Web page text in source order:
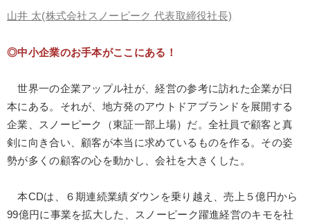
IT・サービス・金融業 コンサルタント 専門家
投資 DX モチベーション 歴史に学ぶ
ランチェスター戦略 異発想
※「更新」を押すと「テーマ」「キーワード」を更新いただけます。
ondemand_video 経営音声・動画を探す refresh 更新する
山井 太(株式会社スノーピーク 代表取締役社長)
◎中小企業のお手本がここにある！
世界一の企業アップル社が、経営の参考に訪れた企業が日
本にある。それが、地方発のアウトドアブランドを展開する
企業、スノーピーク（東証一部上場）だ。全社員で顧客と真
剣に向き合い、顧客が本当に求めているものを作る。その姿
勢が多くの顧客の心を動かし、会社を大きくした。
本CDは、６期連続業績ダウンを乗り越え、売上５億円から
99億円に事業を拡大した、スノーピーク躍進経営のキモを社